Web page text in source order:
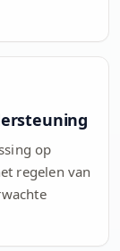
op
regelen van